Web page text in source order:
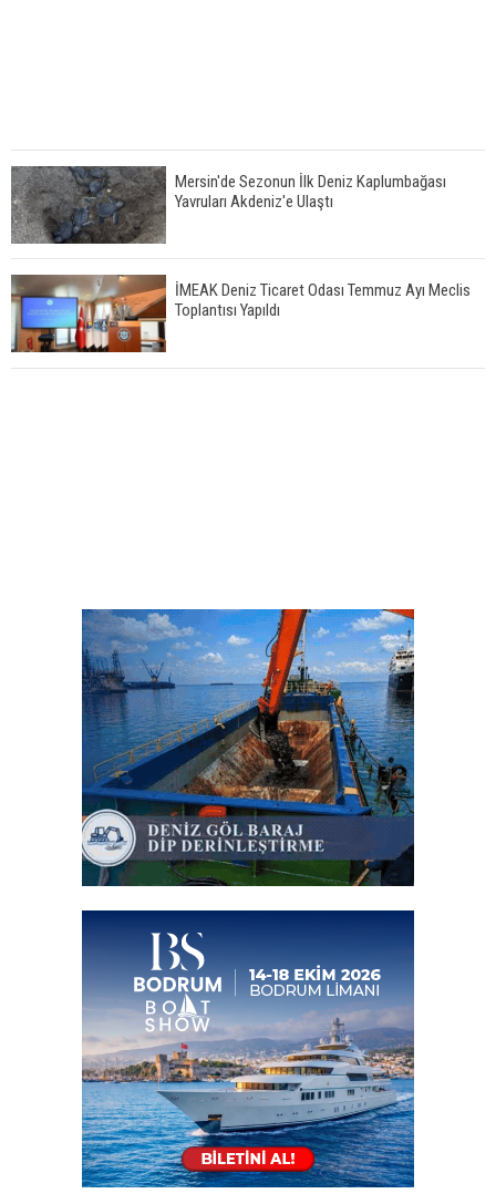
Mersin'de Sezonun İlk Deniz Kaplumbağası
Yavruları Akdeniz'e Ulaştı
İMEAK Deniz Ticaret Odası Temmuz Ayı Meclis
Toplantısı Yapıldı